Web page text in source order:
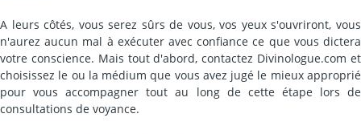
A leurs côtés, vous serez sûrs de vous, vos yeux s'ouvriront, vous
n'aurez aucun mal à exécuter avec confiance ce que vous dictera
votre conscience. Mais tout d'abord, contactez Divinologue.com et
choisissez le ou la médium que vous avez jugé le mieux approprié
pour vous accompagner tout au long de cette étape lors de
consultations de voyance.